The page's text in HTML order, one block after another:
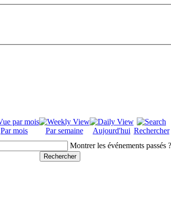
Par mois Par semaine Aujourd'hui Rechercher
Montrer les événements passés ?